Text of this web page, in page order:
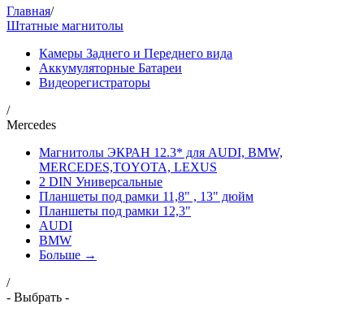
Главная/
Штатные магнитолы
Камеры Заднего и Переднего вида
Аккумуляторные Батареи
Видеорегистраторы
/
Mercedes
Магнитолы ЭКРАН 12.3* для AUDI, BMW,
MERCEDES,TOYOTA, LEXUS
2 DIN Универсальные
Планшеты под рамки 11,8" , 13" дюйм
Планшеты под рамки 12,3"
AUDI
BMW
Больше →
/
- Выбрать -